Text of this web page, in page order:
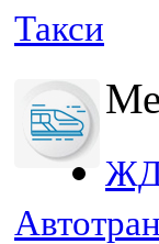
Такси
ЖД